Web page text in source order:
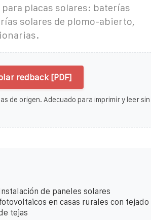
placas solares: baterías
solares de plomo-abierto,
redback [PDF]
de origen. Adecuado para imprimir y leer sin
Instalación de paneles solares
en casas rurales con tejado
tejas